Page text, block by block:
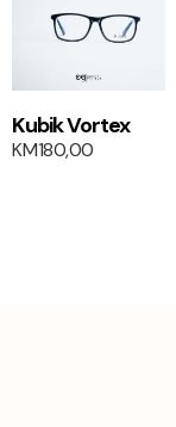
1+1
Kubik Vortex
KM180,00